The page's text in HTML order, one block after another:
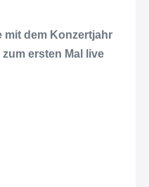
mit dem Konzertjahr
ersten Mal live